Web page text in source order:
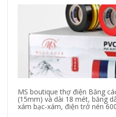
MS boutique thợ điện Băng
(15mm) và dài 18 mét, băng
xám bạc-xám, điện trở nén